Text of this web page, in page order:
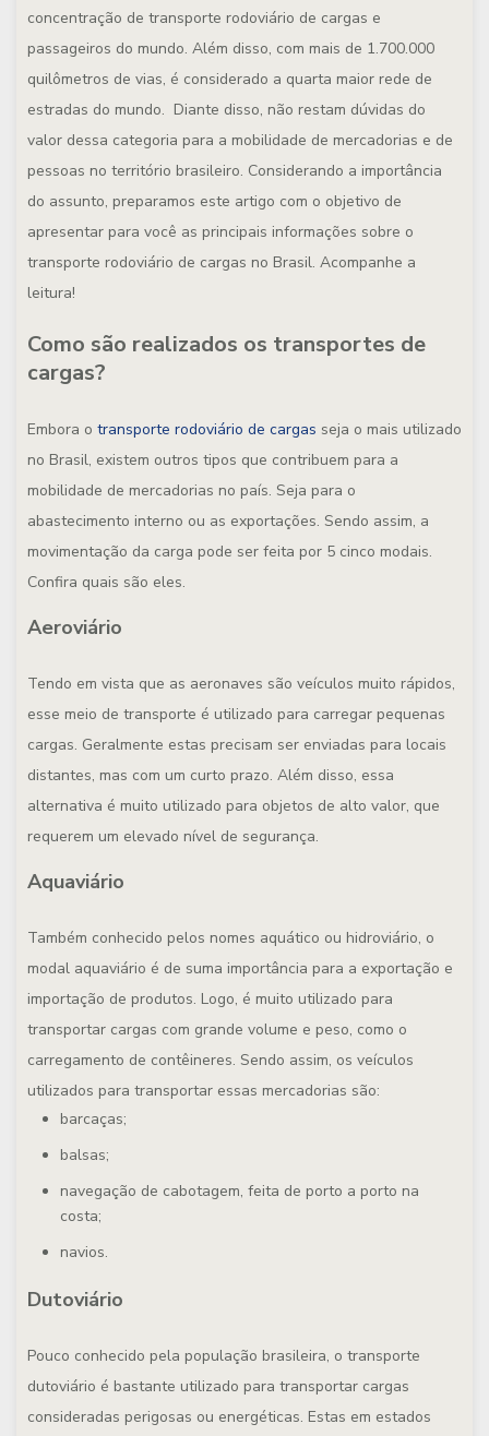
concentração de transporte rodoviário de cargas e
passageiros do mundo. Além disso, com mais de 1.700.000
quilômetros de vias, é considerado a quarta maior rede de
estradas do mundo. Diante disso, não restam dúvidas do
valor dessa categoria para a mobilidade de mercadorias e de
pessoas no território brasileiro. Considerando a importância
do assunto, preparamos este artigo com o objetivo de
apresentar para você as principais informações sobre o
transporte rodoviário de cargas no Brasil. Acompanhe a
leitura!
Como são realizados os transportes de
cargas?
Embora o transporte rodoviário de cargas seja o mais utilizado
no Brasil, existem outros tipos que contribuem para a
mobilidade de mercadorias no país. Seja para o
abastecimento interno ou as exportações. Sendo assim, a
movimentação da carga pode ser feita por 5 cinco modais.
Confira quais são eles.
Aeroviário
Tendo em vista que as aeronaves são veículos muito rápidos,
esse meio de transporte é utilizado para carregar pequenas
cargas. Geralmente estas precisam ser enviadas para locais
distantes, mas com um curto prazo. Além disso, essa
alternativa é muito utilizado para objetos de alto valor, que
requerem um elevado nível de segurança.
Aquaviário
Também conhecido pelos nomes aquático ou hidroviário, o
modal aquaviário é de suma importância para a exportação e
importação de produtos. Logo, é muito utilizado para
transportar cargas com grande volume e peso, como o
carregamento de contêineres. Sendo assim, os veículos
utilizados para transportar essas mercadorias são:
barcaças;
balsas;
navegação de cabotagem, feita de porto a porto na
costa;
navios.
Dutoviário
Pouco conhecido pela população brasileira, o transporte
dutoviário é bastante utilizado para transportar cargas
consideradas perigosas ou energéticas. Estas em estados